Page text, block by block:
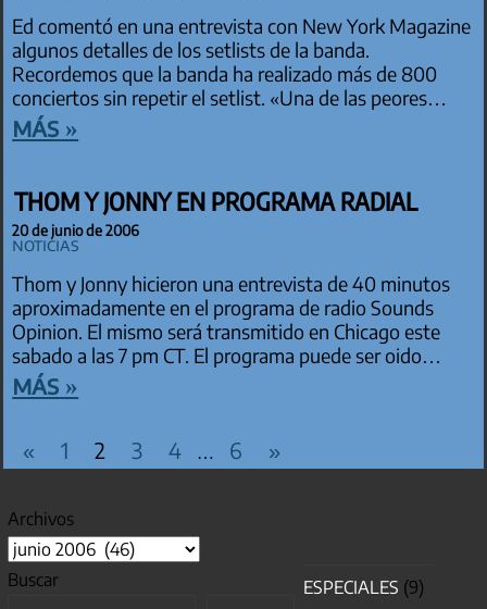
Ed comentó en una entrevista con New York Magazine
algunos detalles de los setlists de la banda.
Recordemos que la banda ha realizado más de 800
conciertos sin repetir el setlist. «Una de las peores…
más »
THOM Y JONNY EN PROGRAMA RADIAL
20 de junio de 2006
Noticias
Thom y Jonny hicieron una entrevista de 40 minutos
aproximadamente en el programa de radio Sounds
Opinion. El mismo será transmitido en Chicago este
sabado a las 7 pm CT. El programa puede ser oido…
más »
PAGINACIÓN DE ENTRADAS
« Entradas
1 2 3 4 … 6
Entradas
»
Archivos
Buscar
ESPECIALES (9)